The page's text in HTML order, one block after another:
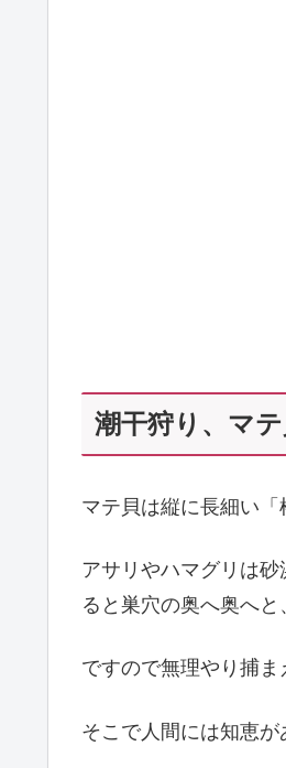
潮干狩り、マ
マテ貝は縦に長細い「
アサリやハマグリは
ると巣穴の奥へ奥へと
ですので無理やり捕ま
そこで人間には知恵が